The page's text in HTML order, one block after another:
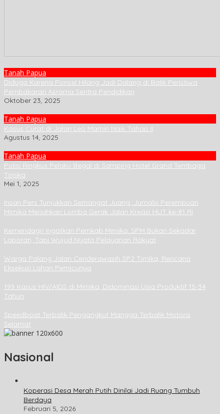
Tanah Papua
Diduga Karena Ponsel Hilang Jadi Dalang di Balik Peristiwa
Pembakaran Asrama Sentra Pendidikan
Oktober 23, 2025
Tanah Papua
Kasus Curat di Jalan Leo Mamiri Naik Tahap II
Agustus 14, 2025
Tanah Papua
Polisi Ringkus Pelaku Begal di Samping Hotel Grand Tembaga
Timika
Mei 1, 2025
Insan Pers Tunjukkan Semangat Juang, Jurnalis Perempuan
Mimika Meriahkan Lomba Gerak Jalan Kreasi HUT ke-81 RI
Kemendagri Ingatkan Pemkab Mimika: SPM Bukan Sekadar
Laporan, Tapi Wujud Nyata Pelayanan Rakyat
Warga Palang Jalan Cenderawasih SP2 Timika, Rencana
Eksekusi Lahan Pemicunya
199 Kasus HIV/AIDS di Mimika, Didominasi Usia Produktif 15-34
Tahun
Speedboat Terbalik Pengangkut Mangga Terbalik Motoris
Selamat
Nasional
Koperasi Desa Merah Putih Dinilai Jadi Ruang Tumbuh
Berdaya
Februari 5, 2026